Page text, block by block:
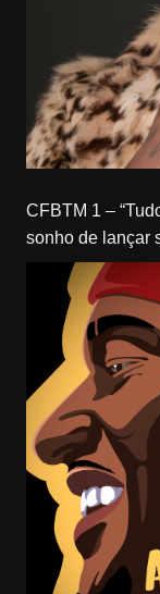
CFBTM 1 – “Tudo Aconteceu”: MC Du Black realiza
sonho de lançar